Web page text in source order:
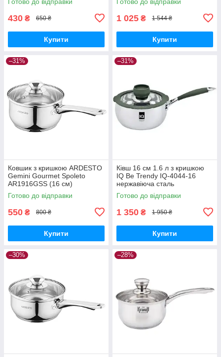
430 ₴ 650 ₴
Купити
1 025 ₴ 1 544 ₴
Купити
–31%
Ковшик з кришкою ARDESTO
Gemini Gourmet Spoleto
AR1916GSS (16 см)
Готово до відправки
550 ₴ 800 ₴
Купити
–31%
Ківш 16 см 1.6 л з кришкою
IQ Be Trendy IQ-4044-16
нержавіюча сталь
Готово до відправки
1 350 ₴ 1 950 ₴
Купити
–30% –28%